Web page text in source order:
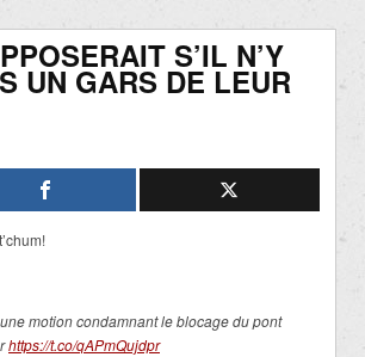
S’IL N’Y
UN GARS DE LEUR
motion condamnant le blocage du pont
https://t.co/qAPmQujdpr